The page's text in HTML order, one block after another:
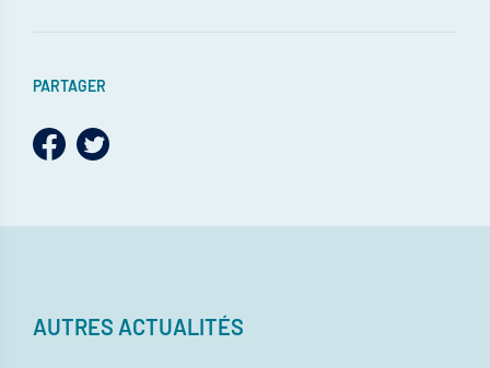
PARTAGER
AUTRES ACTUALITÉS